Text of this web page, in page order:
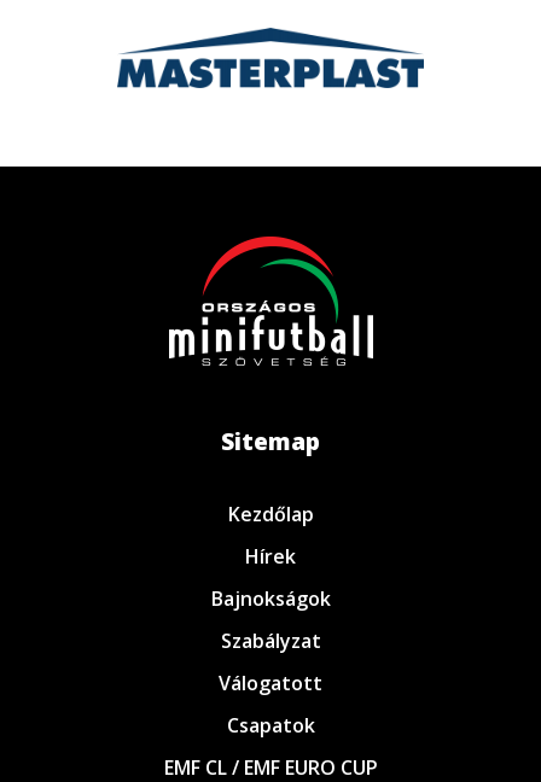
Sitemap
Kezdőlap
Hírek
Bajnokságok
Szabályzat
Válogatott
Csapatok
EMF CL / EMF EURO CUP